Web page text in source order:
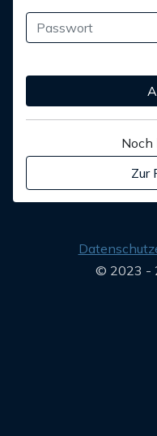
Noch
Zur
© 2023 -